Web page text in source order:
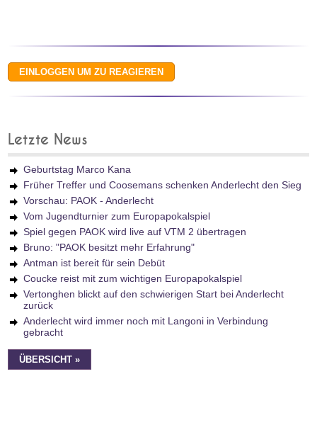
Letzte News
Geburtstag Marco Kana
Früher Treffer und Coosemans schenken Anderlecht den Sieg
Vorschau: PAOK - Anderlecht
Vom Jugendturnier zum Europapokalspiel
Spiel gegen PAOK wird live auf VTM 2 übertragen
Bruno: "PAOK besitzt mehr Erfahrung"
Antman ist bereit für sein Debüt
Coucke reist mit zum wichtigen Europapokalspiel
Vertonghen blickt auf den schwierigen Start bei Anderlecht
zurück
Anderlecht wird immer noch mit Langoni in Verbindung
gebracht
ÜBERSICHT »